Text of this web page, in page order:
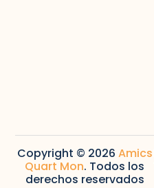
Copyright © 2026 Amics
Quart Mon. Todos los
derechos reservados